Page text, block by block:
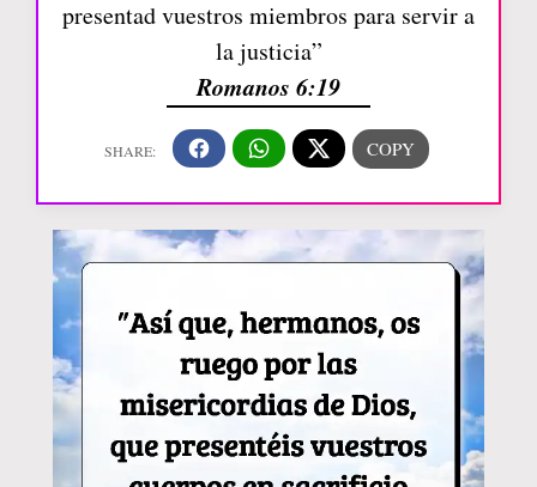
presentad vuestros miembros para servir a
la justicia”
Romanos 6:19